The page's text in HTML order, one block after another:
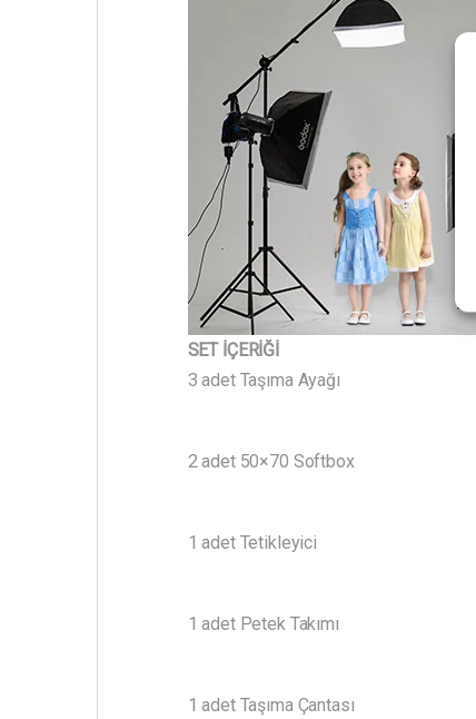
SET İÇERİĞİ
3 adet Taşıma Ayağı
2 adet 50×70 Softbox
1 adet Tetikleyici
1 adet Petek Takımı
1 adet Taşıma Çantası